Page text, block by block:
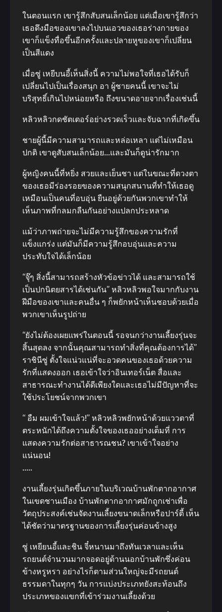
ในตอนแรก เขารู้สึกสับสนเล็กน้อย แต่เมื่อเขารู้สึกว่า
เธอดึงมือของเขาลงไปบนเอวของเธอร่างกายของ
เขาก็แข็งทื่อขึ้น​อีกครั้งและปลายหูของเขาก็เปลี่ยน
เป็นสีแดง
เมื่อซู่ เหยีบนอี้เห็นสิ่งนี้ ความไม่พอใจที่เธอได้รับก็
เปลี่ยนไปเป็นเรื่องสนุก อา ผู้ชายคนนี้ เขาจะไม่
บริสุทธิ์เกินไปหน่อยหรือ ถึงขนาดอายจากเรื่อง​เช่นนี้
หลิวหลิวกดชัตเตอร์อย่างรวดเร็วและจับฉากที่เกิดขึ้น
ชายผู้นี้มีความสามารถและหล่อเหลา แต่ไม่เหมือน
ปกติ เขาดูสับสนเล็กน้อย…และมันก็ดูน่ารักมาก
ผู้หญิงคนนี้ที่หยิ่ง สวยและเย็นชา แต่ในขณะที่ดวงตา
ของเธอมีร่องรอยของความสนุก​สนาน​ที่ทำให้เธอดู
เหมือนเป็นคนที่อบอุ่น ยืนอยู่ด้วยกันพวกเขาทำให้
เห็นภาพที่กลมกลืนกันอย่างแปลกประหลาด
แม้ว่าภาพถ่ายจะไม่มีความรู้สึกของความรักที่
แข็งแกร่ง แต่มันก็มีความรู้สึกอบอุ่นและความ
ประทับใจได้เล็กน้อย
“จุ๊ๆ สิ่งนี้สามารถสร้างหัวข้อข่าวได้ และสามารถใช้
เป็นปกนิตยสารได้เช่นกัน” หลิวหลิวพอใจมากกับงาน
ฝีมือของเขาและคนอื่น ๆ ก็พยักหน้าเห็นชอบด้วยเมื่อ
พวกเขาเห็นรูปถ่าย
“ยังไม่ต้องเผยแพร่ในตอนนี้​ รอจนกว่างานเลี้ยง​รุ่นจะ
สิ้นสุดลง จากนั้นคุณสามารถทำสิ่งที่คุณต้องการได้”
ราชินีซู่ ตั้งใจแน่วแน่ที่จะอวดคนของเธอด้วยความ
รักที่แสดงออก เธอเข้าใจว่าอินเทอร์เน็ต สื่อและ
สาธารณะทำงานได้ดีเพียงใดและเธอไม่มีปัญหา​ที่จะ
ใช้ประโยชน์จากพวกเขา
“ อืม ผมเข้าใจแล้ว!” หลิวหลิวพยักหน้าด้วยแววตาที่
ตระหนักได้ถึงความตั้งใจของเธออย่างเต็มที่ การ
แสดงความรักต่อสาธารณชน? เขาเข้าใจอย่าง
แน่นอน!
…..
งานเลี้ยง​รุ่นเกิดขึ้นภายในบริเวณบ้านพักตากอากาศ
ในเขตชานเมือง บ้านพักตากอากาศมักถูกเช่าเพื่อ
วัตถุประสงค์เช่นจัดงานเลี้ยงขนาดเล็กหรือปาร์ตี้ เห็น
ได้ชัดว่ามาตรฐานของการเลี้ยง​รุ่นค่อนข้างสูง
ซู่ เหยียนอี้และชิน จี๋หนานมาถึงทันเวลาและเห็น
รถยนต์จำนวนมากจอดอยู่ด้านนอกบ้านพักซึ่งค่อน
ข้างหรูหรา อย่างไรก็ตามส่วนใหญ่จะมีรถยนต์
ธรรมดาในทุกๆ วัน การแบ่งประเภทยังสะท้อนถึง
ประเภทของแขกที่เข้าร่วมงานเลี้ยงด้วย